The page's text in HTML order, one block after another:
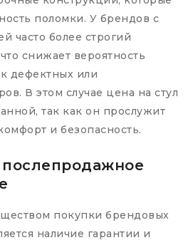
поломки. У брендов с
часто более строгий
снижает вероятность
дефектных или
В этом случае цена на стул
так как он прослужит
и безопасность.
послепродажное
покупки брендовых
наличие гарантии и